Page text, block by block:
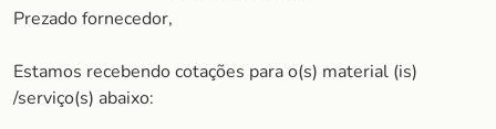
Prezado fornecedor,
Estamos recebendo cotações para o(s) material (is)
/serviço(s) abaixo: